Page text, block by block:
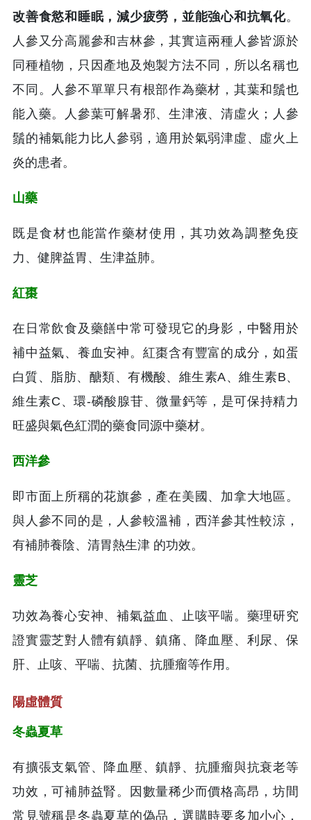
改善食慾和睡眠，減少疲勞，並能強心和抗氧化。
人參又分高麗參和吉林參，其實這兩種人參皆源於
同種植物，只因產地及炮製方法不同，所以名稱也
不同。人參不單單只有根部作為藥材，其葉和鬚也
能入藥。人參葉可解暑邪、生津液、清虛火；人參
鬚的補氣能力比人參弱，適用於氣弱津虛、虛火上
炎的患者。
山藥
既是食材也能當作藥材使用，其功效為調整免疫
力、健脾益胃、生津益肺。
紅棗
在日常飲食及藥饍中常可發現它的身影，中醫用於
補中益氣、養血安神。紅棗含有豐富的成分，如蛋
白質、脂肪、醣類、有機酸、維生素A、維生素B、
維生素C、環-磷酸腺苷、微量鈣等，是可保持精力
旺盛與氣色紅潤的藥食同源中藥材。
西洋參
即市面上所稱的花旗參，產在美國、加拿大地區。
與人參不同的是，人參較溫補，西洋參其性較涼，
有補肺養陰、清胃熱生津 的功效。
靈芝
功效為養心安神、補氣益血、止咳平喘。藥理研究
證實靈芝對人體有鎮靜、鎮痛、降血壓、利尿、保
肝、止咳、平喘、抗菌、抗腫瘤等作用。
陽虛體質
冬蟲夏草
有擴張支氣管、降血壓、鎮靜、抗腫瘤與抗衰老等
功效，可補肺益腎。因數量稀少而價格高昂，坊間
常見號稱是冬蟲夏草的偽品，選購時要多加小心，